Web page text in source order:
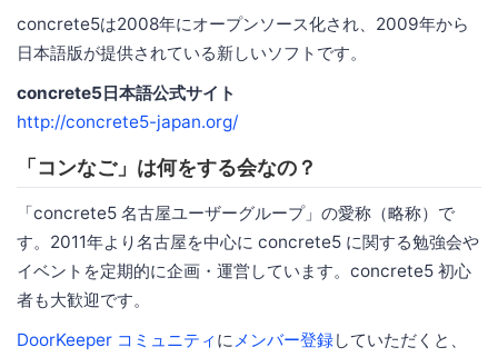
concrete5は2008年にオープンソース化され、2009年から
日本語版が提供されている新しいソフトです。
concrete5日本語公式サイト
http://concrete5-japan.org/
「コンなご」は何をする会なの？
「concrete5 名古屋ユーザーグループ」の愛称（略称）で
す。2011年より名古屋を中心に concrete5 に関する勉強会や
イベントを定期的に企画・運営しています。concrete5 初心
者も大歓迎です。
DoorKeeper コミュニティ にメンバー登録していただくと、